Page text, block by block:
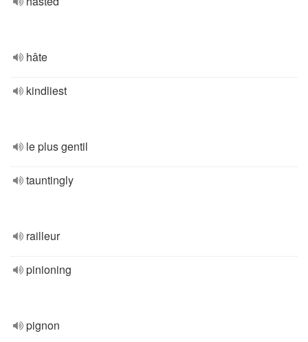
hâte
kindliest
le plus gentil
tauntingly
railleur
pinioning
pignon